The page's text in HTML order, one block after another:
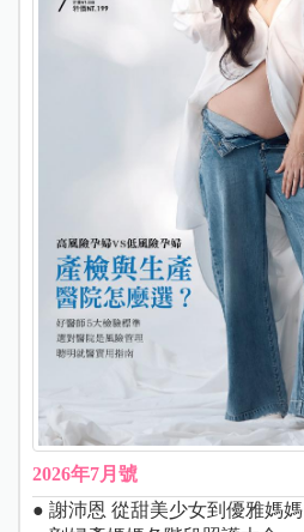
2026年7月號
● 謝沛恩 從甜美少女到優雅媽媽